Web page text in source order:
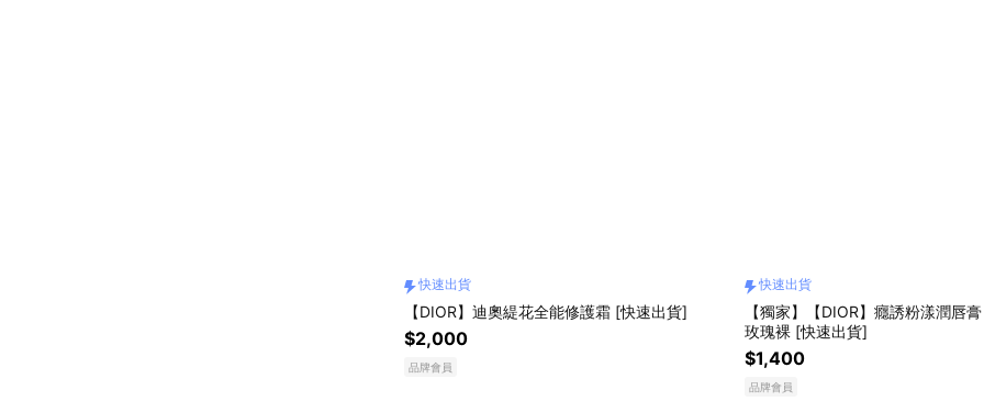
快速出貨
【DIOR】迪奧緹花全能修護霜 [快速出貨]
$2,000
品牌會員
快速出貨
【獨家】【DIOR】癮誘粉漾潤唇
玫瑰裸 [快速出貨]
$1,400
品牌會員